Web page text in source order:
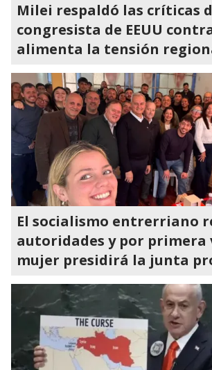
Milei respaldó las críticas
congresista de EEUU
alimenta la tensión
El socialismo entrerriano
autoridades y por primera
mujer presidirá la junta